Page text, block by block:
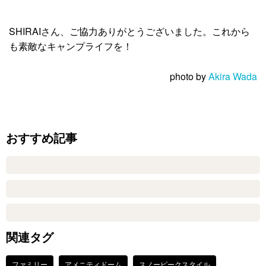
SHIRAIさん、ご協力ありがとうございました。これから
も素敵なキャンプライフを！
photo byAkira Wada
おすすめ記事
関連タグ